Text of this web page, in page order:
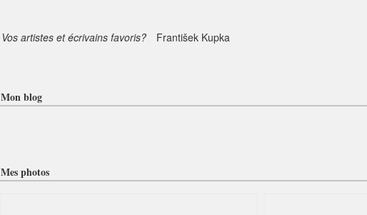
Vos artistes et écrivains favoris? František Kupka
Mon blog
Mes photos